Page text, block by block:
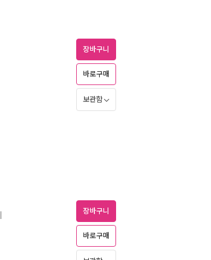
장바구니
바로구매
보관함
장바구니
바로구매